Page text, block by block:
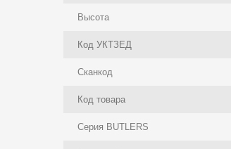
Высота
Код УКТЗЕД
Сканкод
Код товара
Серия BUTLERS